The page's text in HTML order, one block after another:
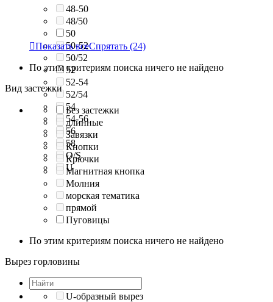
48-50
48/50
50
50-52
50/52
52
52-54
52/54
54
54-56
56
58
O/S
U
Показать всеСпрятать (24)
По этим критериям поиска ничего не найдено
Вид застежки
Без застежки
длинные
Завязки
Кнопки
Крючки
Магнитная кнопка
Молния
морская тематика
прямой
Пуговицы
По этим критериям поиска ничего не найдено
Вырез горловины
U-образный вырез